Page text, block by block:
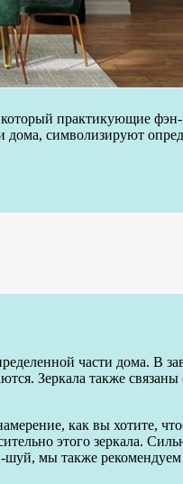
практикующие
дома, символизируют
части дома. В
Зеркала также
как вы хотите,
этого зеркала.
мы также